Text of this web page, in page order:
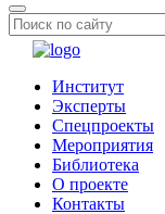
Институт
Эксперты
Спецпроекты
Мероприятия
Библиотека
О проекте
Контакты